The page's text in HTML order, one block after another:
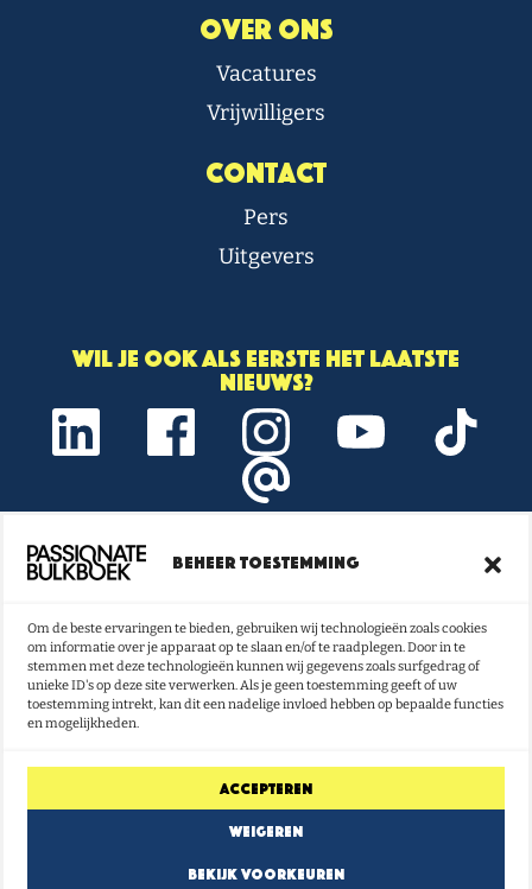
Beheer toestemming
Om de beste ervaringen te bieden, gebruiken wij technologieën zoals cookies
om informatie over je apparaat op te slaan en/of te raadplegen. Door in te
stemmen met deze technologieën kunnen wij gegevens zoals surfgedrag of
unieke ID's op deze site verwerken. Als je geen toestemming geeft of uw
toestemming intrekt, kan dit een nadelige invloed hebben op bepaalde functies
en mogelijkheden.
Accepteren
Weigeren
Bekijk voorkeuren
Over Ons
Vacatures
Vrijwilligers
Contact
Pers
Uitgevers
Wil je ook als eerste het laatste
nieuws?
Onze nieuwsbrief vol boeken- en
NU INSCHRIJVEN